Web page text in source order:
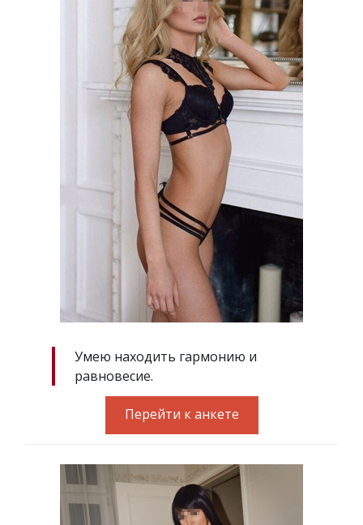
Умею находить гармонию и
равновесие.
Перейти к анкете